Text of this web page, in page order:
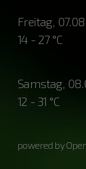
Freitag,
14 - 27 °C
Samstag,
12 - 31 °C
powered by